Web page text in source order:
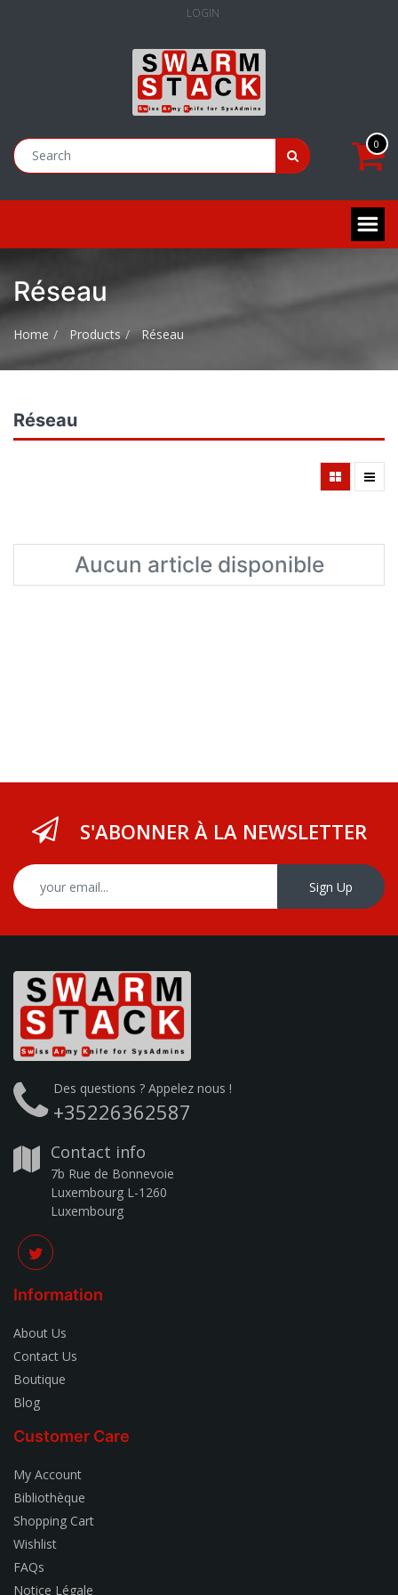
LOGIN
0
Réseau
Home Products Réseau
Réseau
Aucun article disponible
S'ABONNER À LA NEWSLETTER
Sign Up
Des questions ? Appelez nous !
+35226362587
Contact info
7b Rue de Bonnevoie
Luxembourg L-1260
Luxembourg
Information
About Us
Contact Us
Boutique
Blog
Customer Care
My Account
Bibliothèque
Shopping Cart
Wishlist
FAQs
Notice Légale